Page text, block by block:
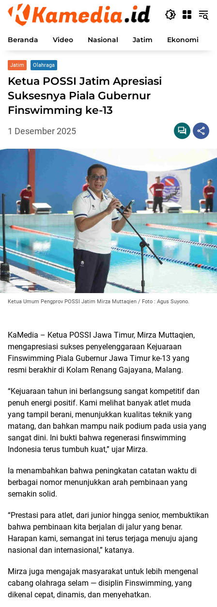
Langsung
konten
Beranda Video Nasional Jatim Ekonomi
Jatim Olahraga
Ketua POSSI Jatim Apresiasi
Suksesnya Piala Gubernur
Finswimming ke-13
1 Desember 2025
Ketua Umum Pengprov POSSI Jatim Mirza Muttaqien / Foto : Agus Suyono.
KaMedia – Ketua POSSI Jawa Timur, Mirza Muttaqien,
mengapresiasi sukses penyelenggaraan Kejuaraan
Finswimming Piala Gubernur Jawa Timur ke-13 yang
resmi berakhir di Kolam Renang Gajayana, Malang.
“Kejuaraan tahun ini berlangsung sangat kompetitif dan
penuh energi positif. Kami melihat banyak atlet muda
yang tampil berani, menunjukkan kualitas teknik yang
matang, dan bahkan mampu naik podium pada usia yang
sangat dini. Ini bukti bahwa regenerasi finswimming
Indonesia terus tumbuh kuat,” ujar Mirza.
Ia menambahkan bahwa peningkatan catatan waktu di
berbagai nomor menunjukkan arah pembinaan yang
semakin solid.
“Prestasi para atlet, dari junior hingga senior, membuktikan
bahwa pembinaan kita berjalan di jalur yang benar.
Harapan kami, semangat ini terus terjaga menuju ajang
nasional dan internasional,” katanya.
Mirza juga mengajak masyarakat untuk lebih mengenal
cabang olahraga selam — disiplin Finswimming, yang
dikenal cepat, dinamis, dan menyehatkan.